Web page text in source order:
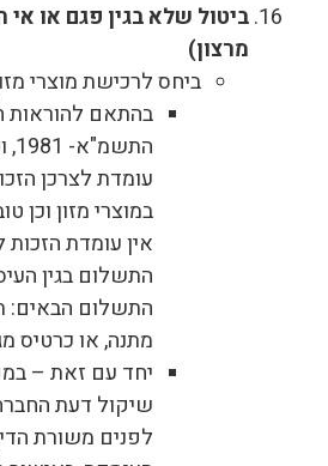
ביטול שלא בגין פגם או
מרצון)
ביחס לרכישת מוצרי
בהתאם להוראות
עומדת לצרכן
במוצרי מזון וכן
אין עומדת
התשלום בגין
התשלום הבאים:
מתנה, או כרטיס
יחד עם זאת –
שיקול דעת
לפנים משורת